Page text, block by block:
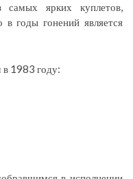
самых ярких куплетов,
годы гонений является
в 1983 году: